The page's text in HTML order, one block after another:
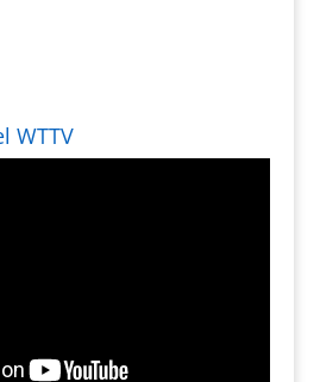
WTTV